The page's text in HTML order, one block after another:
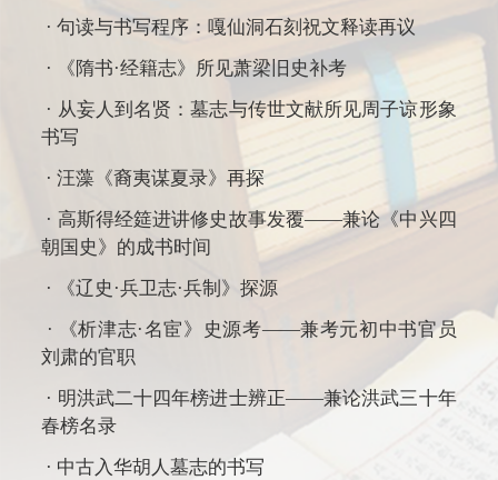
· 句读与书写程序：嘎仙洞石刻祝文释读再议
· 《隋书·经籍志》所见萧梁旧史补考
· 从妄人到名贤：墓志与传世文献所见周子谅形象
书写
· 汪藻《裔夷谋夏录》再探
· 高斯得经筵进讲修史故事发覆——兼论《中兴四
朝国史》的成书时间
· 《辽史·兵卫志·兵制》探源
· 《析津志·名宦》史源考——兼考元初中书官员
刘肃的官职
· 明洪武二十四年榜进士辨正——兼论洪武三十年
春榜名录
· 中古入华胡人墓志的书写